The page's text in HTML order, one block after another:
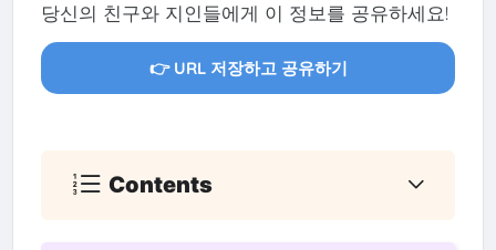
당신의 친구와 지인들에게 이 정보를 공유하세요!
👉 URL 저장하고 공유하기
Contents